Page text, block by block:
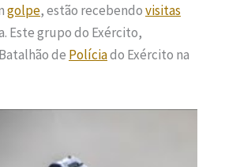
golpe, estão recebendovisitas
Este grupo do Exército,
de Políciado Exército na